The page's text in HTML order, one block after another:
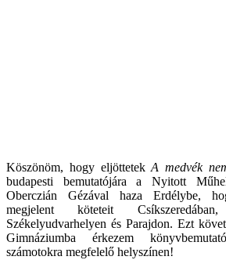
Köszönöm, hogy eljöttetekA medvék
budapesti bemutatójára a Nyitott
Oberczián Gézával haza Erdélybe,
megjelent köteteit Csíkszeredában,
Székelyudvarhelyen és Parajdon. Ezt
Gimnáziumba érkezem
számotokra megfelelő helyszínen!